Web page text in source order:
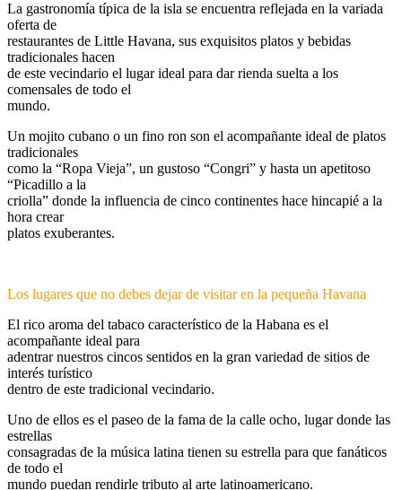
La gastronomía típica de la isla se encuentra reflejada en la variada
oferta de
restaurantes de Little Havana, sus exquisitos platos y bebidas
tradicionales hacen
de este vecindario el lugar ideal para dar rienda suelta a los
comensales de todo el
mundo.
Un mojito cubano o un fino ron son el acompañante ideal de platos
tradicionales
como la “Ropa Vieja”, un gustoso “Congri” y hasta un apetitoso
“Picadillo a la
criolla” donde la influencia de cinco continentes hace hincapié a la
hora crear
platos exuberantes.
Los lugares que no debes dejar de visitar en la pequeña Havana
El rico aroma del tabaco característico de la Habana es el
acompañante ideal para
adentrar nuestros cincos sentidos en la gran variedad de sitios de
interés turístico
dentro de este tradicional vecindario.
Uno de ellos es el paseo de la fama de la calle ocho, lugar donde las
estrellas
consagradas de la música latina tienen su estrella para que fanáticos
de todo el
mundo puedan rendirle tributo al arte latinoamericano.